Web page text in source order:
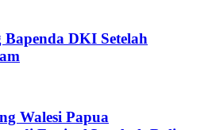
DKI Setelah
Walesi Papua